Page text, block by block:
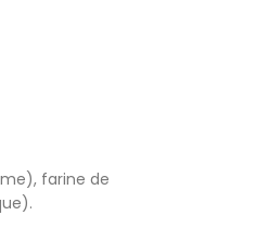
farine de